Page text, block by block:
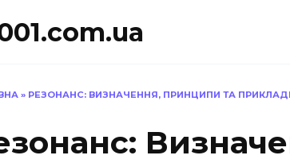
» РЕЗОНАНС: ВИЗНАЧЕННЯ, ПРИНЦИПИ ТА